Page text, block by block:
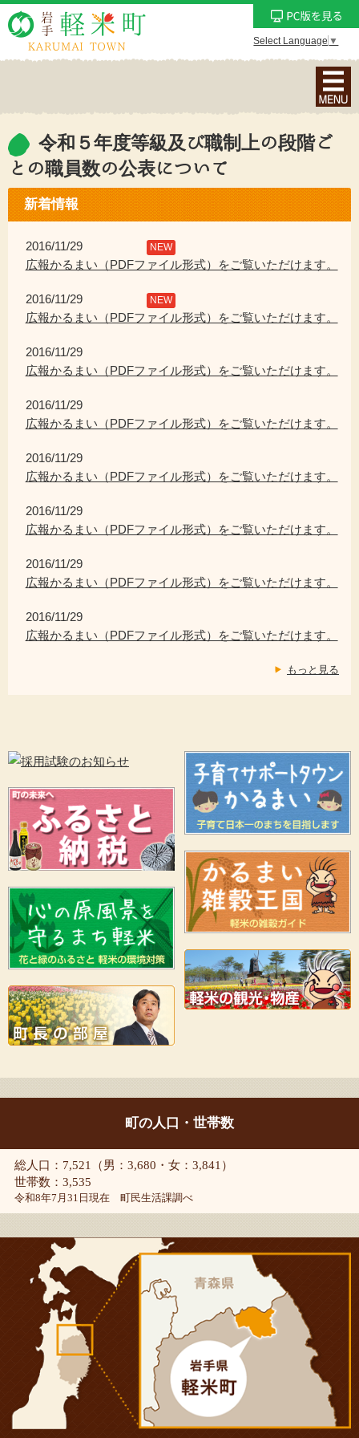
Select Language ▼
ナ
ビ
ー
ン
メ
表
令和５年度等級及び職制上の段階ご
との職員数の公表について
新着情報
2016/11/29 NEW
広報かるまい（PDFファイル形式）をご覧いただけます。
2016/11/29 NEW
広報かるまい（PDFファイル形式）をご覧いただけます。
2016/11/29
広報かるまい（PDFファイル形式）をご覧いただけます。
2016/11/29
広報かるまい（PDFファイル形式）をご覧いただけます。
2016/11/29
広報かるまい（PDFファイル形式）をご覧いただけます。
2016/11/29
広報かるまい（PDFファイル形式）をご覧いただけます。
2016/11/29
広報かるまい（PDFファイル形式）をご覧いただけます。
2016/11/29
広報かるまい（PDFファイル形式）をご覧いただけます。
もっと見る
町の人口・世帯数
総人口：7,521（男：3,680・女：3,841）
世帯数：3,535
令和8年7月31日現在 町民生活課調べ